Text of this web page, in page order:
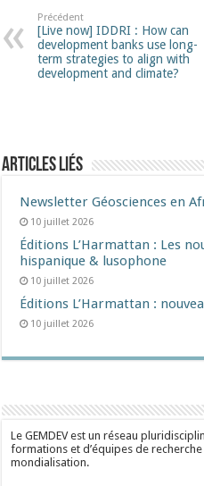
Précédent
[Live now] IDDRI : How can
development banks use long-
term strategies to align with
development and climate?
Articles liés
Newsletter Géosciences en
10 juillet 2026
Éditions L’Harmattan : Les
hispanique & lusophone
10 juillet 2026
Éditions L’Harmattan :
10 juillet 2026
Le GEMDEV est un réseau
formations et d’équipes de
mondialisation.